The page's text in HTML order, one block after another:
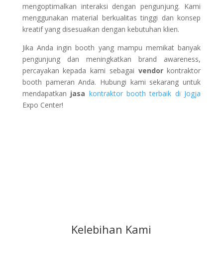
mengoptimalkan interaksi dengan pengunjung. Kami
menggunakan material berkualitas tinggi dan konsep
kreatif yang disesuaikan dengan kebutuhan klien.
Jika Anda ingin booth yang mampu memikat banyak
pengunjung dan meningkatkan brand awareness,
percayakan kepada kami sebagai vendorkontraktor
booth pameran Anda. Hubungi kami sekarang untuk
mendapatkan jasa kontraktor booth terbaik di Jogja
Expo Center!
Kelebihan Kami